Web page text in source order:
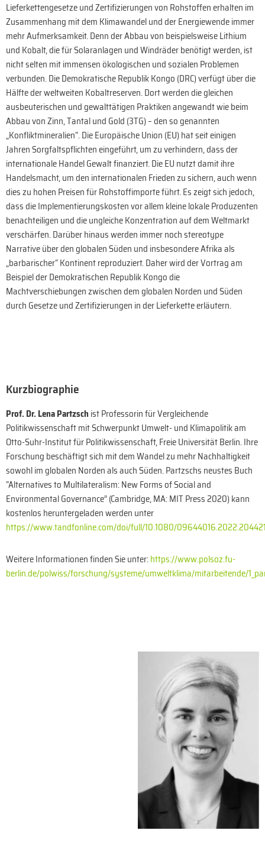
Lieferkettengesetze und Zertifizierungen von Rohstoffen erhalten im
Zusammenhang mit dem Klimawandel und der Energiewende immer
mehr Aufmerksamkeit. Denn der Abbau von beispielsweise Lithium
und Kobalt, die für Solaranlagen und Windräder benötigt werden, ist
nicht selten mit immensen ökologischen und sozialen Problemen
verbunden. Die Demokratische Republik Kongo (DRC) verfügt über die
Hälfte der weltweiten Kobaltreserven. Dort werden die gleichen
ausbeuterischen und gewalttätigen Praktiken angewandt wie beim
Abbau von Zinn, Tantal und Gold (3TG) – den so genannten
„Konfliktmineralien“. Die Europäische Union (EU) hat seit einigen
Jahren Sorgfaltspflichten eingeführt, um zu verhindern, dass der
internationale Handel Gewalt finanziert. Die EU nutzt damit ihre
Handelsmacht, um den internationalen Frieden zu sichern, auch wenn
dies zu hohen Preisen für Rohstoffimporte führt. Es zeigt sich jedoch,
dass die Implementierungskosten vor allem kleine lokale Produzenten
benachteiligen und die ungleiche Konzentration auf dem Weltmarkt
verschärfen. Darüber hinaus werden immer noch stereotype
Narrative über den globalen Süden und insbesondere Afrika als
„barbarischer“ Kontinent reproduziert. Daher wird der Vortrag am
Beispiel der Demokratischen Republik Kongo die
Machtverschiebungen zwischen dem globalen Norden und Süden
durch Gesetze und Zertifizierungen in der Lieferkette erläutern.
Kurzbiographie
Prof. Dr. Lena Partzsch ist Professorin für Vergleichende
Politikwissenschaft mit Schwerpunkt Umwelt- und Klimapolitik am
Otto-Suhr-Institut für Politikwissenschaft, Freie Universität Berlin. Ihre
Forschung beschäftigt sich mit dem Wandel zu mehr Nachhaltigkeit
sowohl im globalen Norden als auch Süden. Partzschs neustes Buch
“Alternatives to Multilateralism: New Forms of Social and
Environmental Governance” (Cambridge, MA: MIT Press 2020) kann
kostenlos heruntergeladen werden unter
https://www.tandfonline.com/doi/full/10.1080/
Weitere Informationen finden Sie unter:https://www.polsoz.fu-
berlin.de/polwiss/forschung/systeme/umweltklima/mitarbeitende/